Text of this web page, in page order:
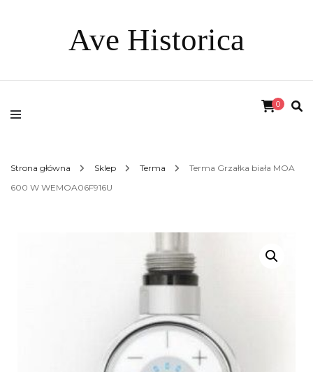
Ave Historica
0
Strona główna Sklep Terma
Terma Grzałka biała MOA
600 W WEMOA06F916U